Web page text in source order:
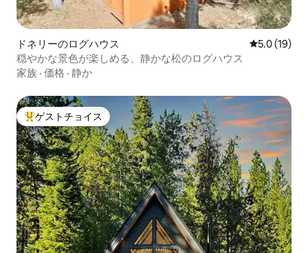
ドネリーのログハウス レビュー19
5.0 (19)
穏やかな景色が楽しめる、静かな松のログハウス
家族 · 価格 · 静か
大好評のゲストチョイスです。
ゲストチョイス